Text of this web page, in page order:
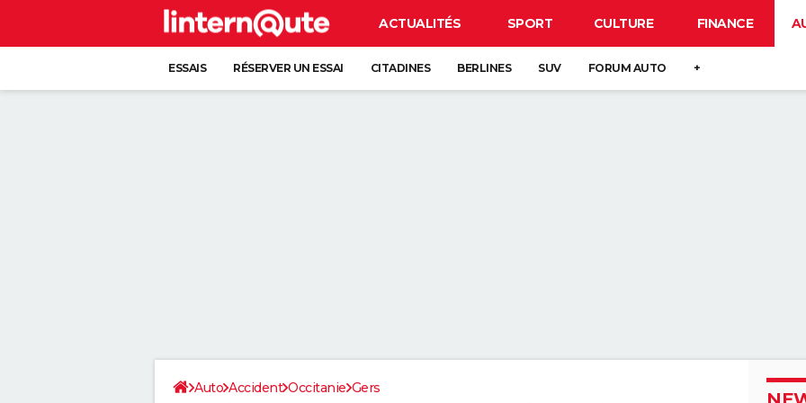
ACTUALITÉS SPORT CULTURE FINANCE
ESSAIS RÉSERVER UN ESSAI CITADINES BERLINES SUV FORUM AUTO +
Auto Accident Occitanie Gers